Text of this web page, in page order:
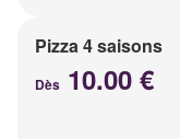
Pizza 4 saisons
Dès 10.00 €